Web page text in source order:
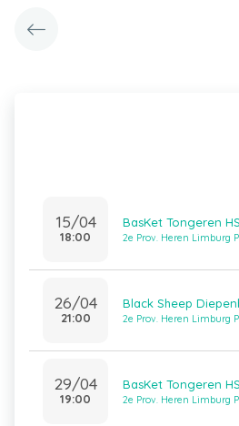
15/04
18:00
BasKet Tongeren
2e Prov. Heren Limburg
26/04
21:00
Black Sheep
2e Prov. Heren Limburg
29/04
19:00
BasKet Tongeren
2e Prov. Heren Limburg